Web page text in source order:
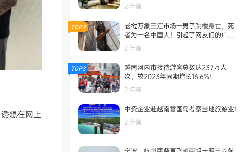
想在网上
2 年前
TOP2
老挝万象三江市场一男子跳楼身亡，死
者为一名中国人！引起了网友们的广泛
关注！
2 年前
TOP3
越南河内市接待游客总数达237万人
次，较2023年同期增长16.6%！
2 年前
中资企业赴越南富国岛考察当地旅游业!
2 年前